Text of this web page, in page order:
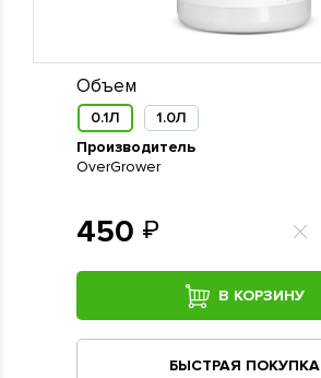
Объем
0.1Л
1.0Л
Производитель
OverGrower
450
В КОРЗИНУ
БЫСТРАЯ ПОКУПКА